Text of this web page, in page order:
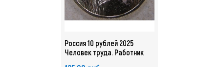
Россия 10 рублей 2025
Человек труда. Работник